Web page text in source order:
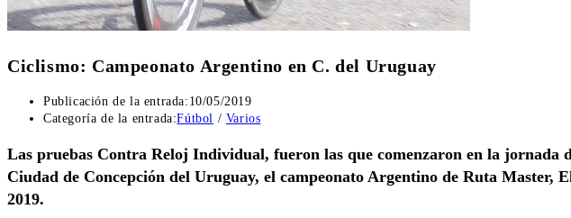
Ciclismo: Campeonato Argentino en C. del Uruguay
Publicación de la entrada: 10/05/2019
Categoría de la entrada:Fútbol / Varios
Las pruebas Contra Reloj Individual, fueron las que comenzaron en la jornada
Ciudad de Concepción del Uruguay, el campeonato Argentino de Ruta Master,
2019.